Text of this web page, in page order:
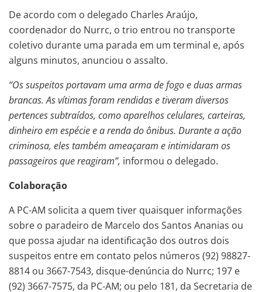
De acordo com o delegado Charles Araújo,
coordenador do Nurrc, o trio entrou no transporte
coletivo durante uma parada em um terminal e, após
alguns minutos, anunciou o assalto.
“Os suspeitos portavam uma arma de fogo e duas armas
brancas. As vítimas foram rendidas e tiveram diversos
pertences subtraídos, como aparelhos celulares, carteiras,
dinheiro em espécie e a renda do ônibus. Durante a ação
criminosa, eles também ameaçaram e intimidaram os
passageiros que reagiram”, informou o delegado.
Colaboração
A PC-AM solicita a quem tiver quaisquer informações
sobre o paradeiro de Marcelo dos Santos Ananias ou
que possa ajudar na identificação dos outros dois
suspeitos entre em contato pelos números (92) 98827-
8814 ou 3667-7543, disque-denúncia do Nurrc; 197 e
(92) 3667-7575, da PC-AM; ou pelo 181, da Secretaria de